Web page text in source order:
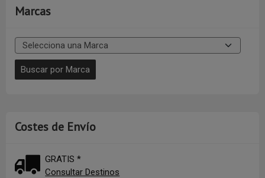
Marcas
Costes de Envío
GRATIS *
Consultar Destinos